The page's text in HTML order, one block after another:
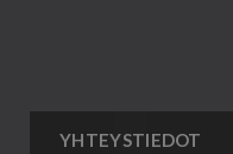
YHTEYSTIEDOT